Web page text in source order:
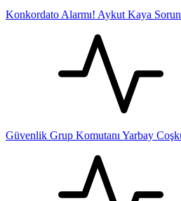
Konkordato Alarmı! Aykut Kaya
Güvenlik Grup Komutanı Yarbay